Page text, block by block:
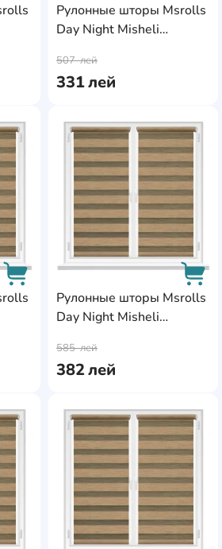
AddCardToCart
Рулонные шторы Msrolls
Day Night Misheli
0.45x1.70m
331лей
507лей
AddCardToFavourite
AddCardToCart
Рулонные шторы Msrolls
Day Night Misheli
0.55x1.70m
382лей
585лей
AddCardToFavourite